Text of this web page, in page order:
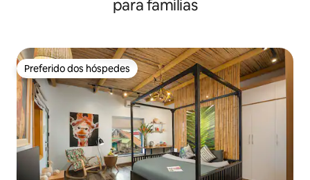
para famílias
Preferido dos hóspedes
Preferido dos hóspedes